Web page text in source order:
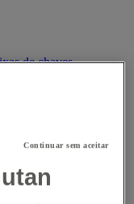
de chaves
Continuar sem aceitar